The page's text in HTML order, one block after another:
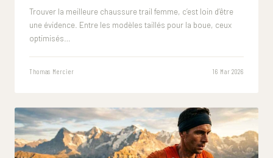
Trouver la meilleure chaussure trail femme, c’est loin d’être
une évidence. Entre les modèles taillés pour la boue, ceux
optimisés…
Thomas Mercier 16 Mar 2026